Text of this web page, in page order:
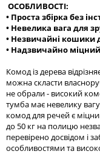
ОСОБЛИВОСТІ:
• Проста збірка без
• Невелика вага для
• Незвичайні кошики
• Надзвичайно
Комод із дерева
можна скласти
не обрали - високий
тумба має невелику
комод для речей є
до 50 кг на полицю
перевірено досвідом і
особливостями та